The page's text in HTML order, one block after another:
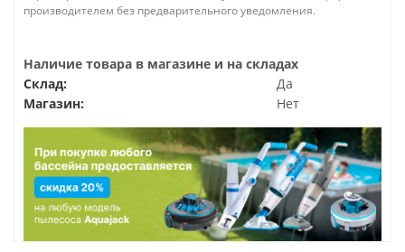
производителем без предварительного уведомления.
Наличие товара в магазине и на складах
Склад:
Да
Магазин:
Нет